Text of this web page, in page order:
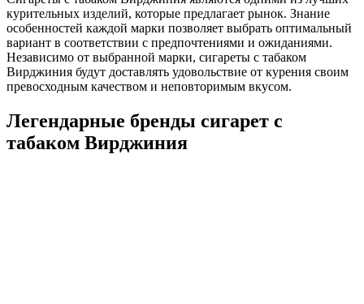
курительных изделий, которые предлагает рынок. Знание
особенностей каждой марки позволяет выбрать оптимальный
вариант в соответствии с предпочтениями и ожиданиями.
Независимо от выбранной марки, сигареты с табаком
Вирджиния будут доставлять удовольствие от курения своим
превосходным качеством и неповторимым вкусом.
Легендарные бренды сигарет с
табаком Вирджиния